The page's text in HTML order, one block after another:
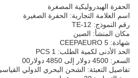
الحفرة الهيدروليكية المصغرة
اسم العلامة التجارية: الحفرة الصغيرة
رقم النموذج: TE-12
مكان المنشأ: الصين
شهادة: CEEPAEURO 5
الحد الأدنى لكمية الطلب: 1 PCS
السعر: 4500 دولار إلى 4850 دولار00
تفاصيل التعبئة: الشحن البحري الدولي القياسي